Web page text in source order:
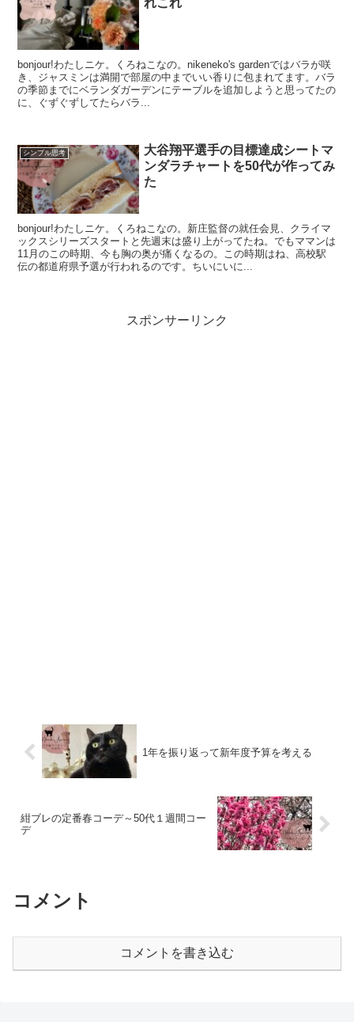
れこれ
bonjour!わたしニケ。くろねこなの。nikeneko's gardenではバラが咲
き、ジャスミンは満開で部屋の中までいい香りに包まれてます。バラ
の季節までにベランダガーデンにテーブルを追加しようと思ってたの
に、ぐずぐずしてたらバラ...
シンプル思考
大谷翔平選手の目標達成シートマ
ンダラチャートを50代が作ってみ
た
bonjour!わたしニケ。くろねこなの。新庄監督の就任会見、クライマ
ックスシリーズスタートと先週末は盛り上がってたね。でもママンは
11月のこの時期、今も胸の奥が痛くなるの。この時期はね、高校駅
伝の都道府県予選が行われるのです。ちいにいに...
スポンサーリンク
1年を振り返って新年度予算を考える
紺ブレの定番春コーデ～50代１週間コー
デ
コメント
コメントを書き込む